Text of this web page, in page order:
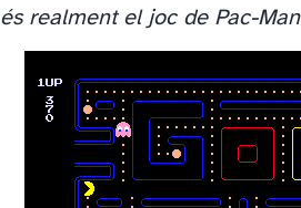
és realment el joc de Pac-Man